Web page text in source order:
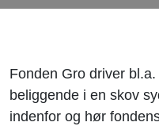
Fonden Gro driver
beliggende i en skov
indenfor og hør